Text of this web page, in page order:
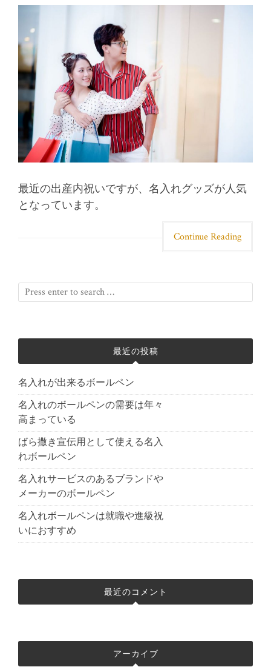
最近の出産内祝いですが、名入れグッズが人気
となっています。
Continue Reading
最近の投稿
名入れが出来るボールペン
名入れのボールペンの需要は年々
高まっている
ばら撒き宣伝用として使える名入
れボールペン
名入れサービスのあるブランドや
メーカーのボールペン
名入れボールペンは就職や進級祝
いにおすすめ
最近のコメント
アーカイブ